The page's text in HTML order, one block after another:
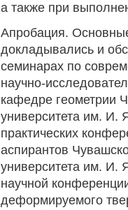
а также при
Апробация.
докладывались и
семинарах по
научно-
кафедре геометрии
университета им. И.
практических
аспирантов
университета им. И.
научной
деформируемого